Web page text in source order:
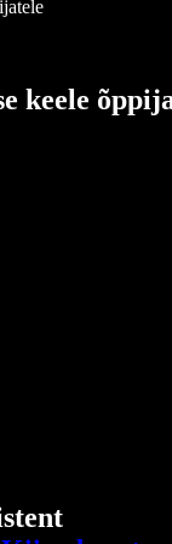
keele